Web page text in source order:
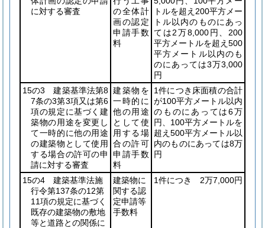
に対する審査
の全体計
画の認定
申請手数
料
トルを超え200平方メー
トル以内のものにあっ
ては2万8,000円、200
平方メートルを超え500
平方メートル以内のも
のにあっては3万3,000
円
15の3 建築基準法第8
7条の3第3項又は第6
項の規定に基づく建
築物の用途を変更し
て一時的に他の用途
の建築物として使用
する場合の許可の申
請に対する審査
建築物を
一時的に
他の用途
として使
用する場
合の許可
申請手数
料
1件につき床面積の合計
が100平方メートル以内
のものにあっては6万
円、100平方メートルを
超え500平方メートル以
内のものにあっては8万
円
15の4 建築基準法施
行令第137条の12第
11項の規定に基づく
既存の建築物の敷地
等と道路との関係に
建築物に
関する認
定申請等
手数料
1件につき 2万7,000円